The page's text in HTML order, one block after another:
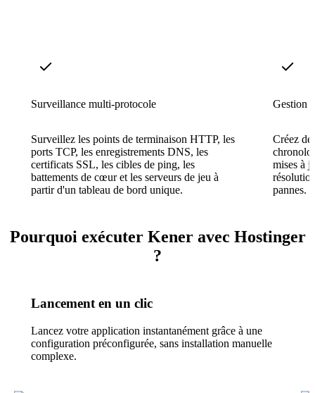
Surveillance multi-protocole
Surveillez les points de terminaison HTTP, les
ports TCP, les enregistrements DNS, les
certificats SSL, les cibles de ping, les
battements de cœur et les serveurs de jeu à
partir d'un tableau de bord unique.
Gestion
Créez
mises à
pannes.
Pourquoi exécuter Kener avec Hostinger
?
Lancement en un clic
Lancez votre application instantanément grâce à une
configuration préconfigurée, sans installation manuelle
complexe.